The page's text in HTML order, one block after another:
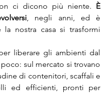
ci dicono più niente. È
, negli anni, ed è
la nostra casa si trasformi
liberare gli ambienti dal
sul mercato si trovano
di contenitori, scaffali e
ed efficienti, pronti per